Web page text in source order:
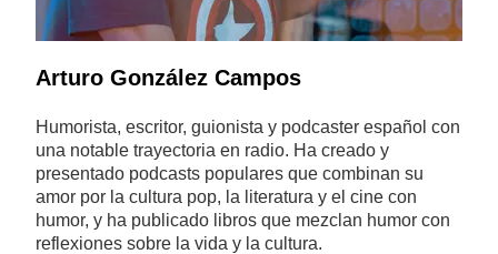
Arturo González Campos
Humorista, escritor, guionista y podcaster español con
una notable trayectoria en radio. Ha creado y
presentado podcasts populares que combinan su
amor por la cultura pop, la literatura y el cine con
humor, y ha publicado libros que mezclan humor con
reflexiones sobre la vida y la cultura.